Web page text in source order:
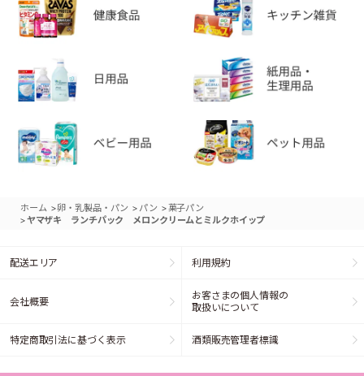
ホーム >卵・乳製品・パン > パン >菓子パン
>ヤマザキ ランチパック メロンクリームとミルクホイップ
配送エリア 利用規約
会社概要
お客さまの個人情報の
取扱いについて
特定商取引法に基づく表示 酒類販売管理者標識